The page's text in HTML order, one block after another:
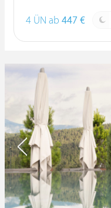
4 ÜN ab 447 €